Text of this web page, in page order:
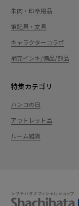
朱肉・印章用品
筆記具・文具
キャラクターコラボ
補充インキ/備品/部品
特集カテゴリ
ハンコの日
アウトレット品
ルーム雑貨